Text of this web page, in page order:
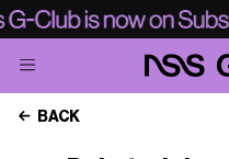
BACK